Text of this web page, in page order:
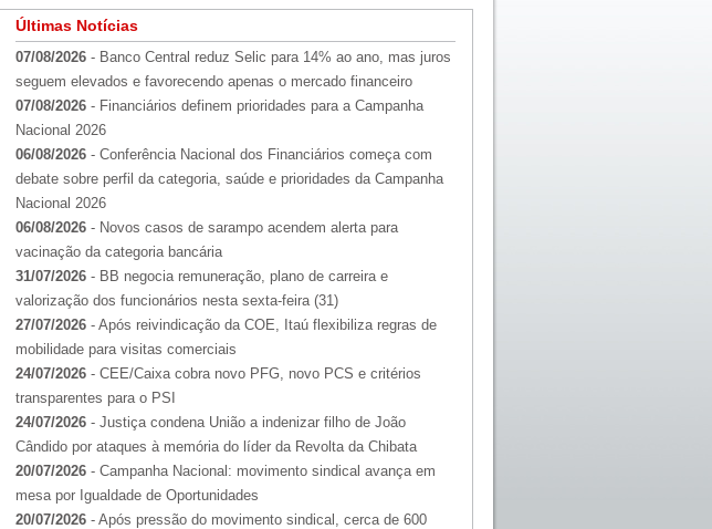
Últimas Notícias
07/08/2026- Banco Central reduz Selic para 14% ao ano, mas juros
seguem elevados e favorecendo apenas o mercado financeiro
07/08/2026- Financiários definem prioridades para a Campanha
Nacional 2026
06/08/2026- Conferência Nacional dos Financiários começa com
debate sobre perfil da categoria, saúde e prioridades da Campanha
Nacional 2026
06/08/2026- Novos casos de sarampo acendem alerta para
vacinação da categoria bancária
31/07/2026- BB negocia remuneração, plano de carreira e
valorização dos funcionários nesta sexta-feira (31)
27/07/2026- Após reivindicação da COE, Itaú flexibiliza regras de
mobilidade para visitas comerciais
24/07/2026- CEE/Caixa cobra novo PFG, novo PCS e critérios
transparentes para o PSI
24/07/2026- Justiça condena União a indenizar filho de João
Cândido por ataques à memória do líder da Revolta da Chibata
20/07/2026- Campanha Nacional: movimento sindical avança em
mesa por Igualdade de Oportunidades
20/07/2026- Após pressão do movimento sindical, cerca de 600